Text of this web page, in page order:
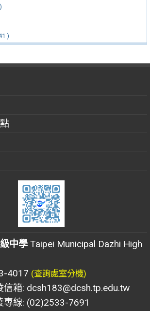
)
中學 Taipei Municipal Dazhi High
4017 (查詢處室分機)
箱: dcsh183@dcsh.tp.edu.tw
線: (02)2533-7691